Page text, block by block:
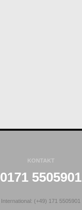
KONTAKT
0171 5505901
International: (+49) 171 5505901